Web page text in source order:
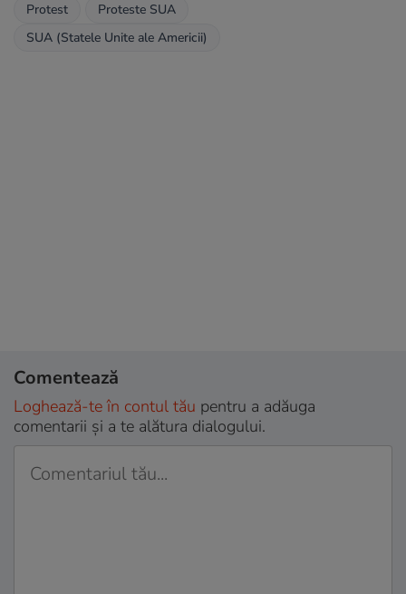
Protest
Proteste SUA
SUA (Statele Unite ale Americii)
Comentează
Loghează-te în contul tău pentru a adăuga
comentarii și a te alătura dialogului.